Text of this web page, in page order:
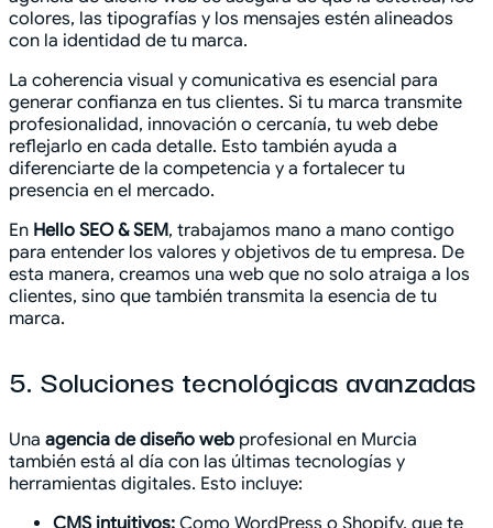
colores, las tipografías y los mensajes estén alineados
con la identidad de tu marca.
La coherencia visual y comunicativa es esencial para
generar confianza en tus clientes. Si tu marca transmite
profesionalidad, innovación o cercanía, tu web debe
reflejarlo en cada detalle. Esto también ayuda a
diferenciarte de la competencia y a fortalecer tu
presencia en el mercado.
En Hello SEO & SEM, trabajamos mano a mano contigo
para entender los valores y objetivos de tu empresa. De
esta manera, creamos una web que no solo atraiga a los
clientes, sino que también transmita la esencia de tu
marca.
5. Soluciones tecnológicas avanzadas
Una agencia de diseño web profesional en Murcia
también está al día con las últimas tecnologías y
herramientas digitales. Esto incluye: